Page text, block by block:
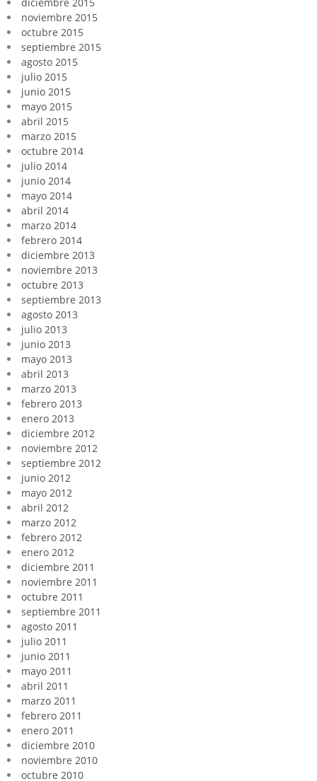
noviembre 2015
octubre 2015
septiembre 2015
agosto 2015
julio 2015
junio 2015
mayo 2015
abril 2015
marzo 2015
octubre 2014
julio 2014
junio 2014
mayo 2014
abril 2014
marzo 2014
febrero 2014
diciembre 2013
noviembre 2013
octubre 2013
septiembre 2013
agosto 2013
julio 2013
junio 2013
mayo 2013
abril 2013
marzo 2013
febrero 2013
enero 2013
diciembre 2012
noviembre 2012
septiembre 2012
junio 2012
mayo 2012
abril 2012
marzo 2012
febrero 2012
enero 2012
diciembre 2011
noviembre 2011
octubre 2011
septiembre 2011
agosto 2011
julio 2011
junio 2011
mayo 2011
abril 2011
marzo 2011
febrero 2011
enero 2011
diciembre 2010
noviembre 2010
octubre 2010